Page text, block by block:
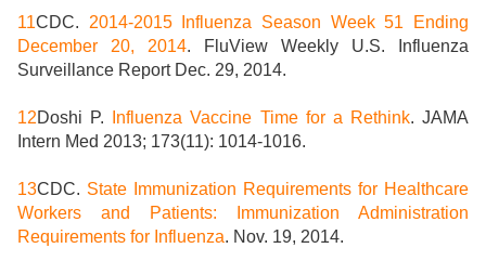
11CDC. 2014-2015 Influenza Season Week 51 Ending
December 20, 2014. FluView Weekly U.S. Influenza
Surveillance Report Dec. 29, 2014.
12Doshi P. Influenza Vaccine Time for a Rethink. JAMA
Intern Med 2013; 173(11): 1014-1016.
13CDC. State Immunization Requirements for Healthcare
Workers and Patients: Immunization Administration
Requirements for Influenza. Nov. 19, 2014.